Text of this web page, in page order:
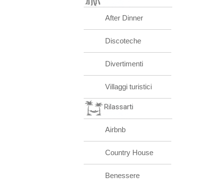
After Dinner
Discoteche
Divertimenti
Villaggi turistici
Rilassarti
Airbnb
Country House
Benessere